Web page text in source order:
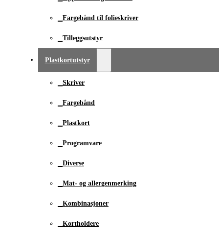
Fargebånd til folieskriver
Tilleggsutstyr
Plastkortutstyr
Skriver
Fargebånd
Plastkort
Programvare
Diverse
Mat- og allergenmerking
Kombinasjoner
Kortholdere